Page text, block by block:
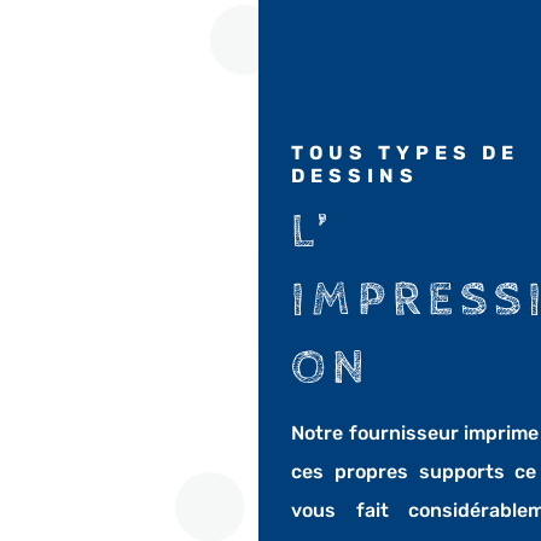
TOUS TYPES DE
DESSINS
L’
ON
Notre fournisseur
ces propres supports
vous fait